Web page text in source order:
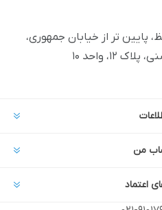
پایین تر از خیابان جمهوری،
واحد ۱۰
من
اعتماد